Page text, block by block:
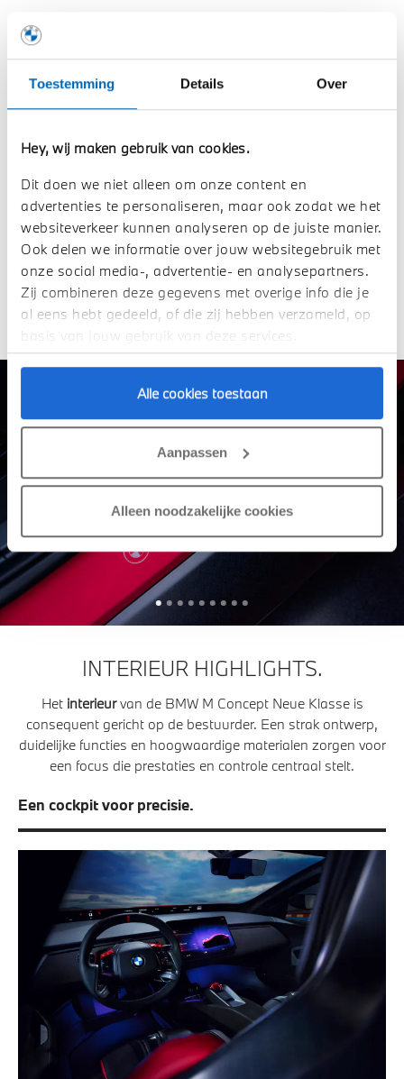
Toestemming Details Over
Hey, wij maken gebruik van cookies.
Dit doen we niet alleen om onze content en
advertenties te personaliseren, maar ook zodat we het
websiteverkeer kunnen analyseren op de juiste manier.
Ook delen we informatie over jouw websitegebruik met
onze social media-, advertentie- en analysepartners.
Zij combineren deze gegevens met overige info die je
al eens hebt gedeeld, of die zij hebben verzameld, op
basis van jouw gebruik van deze services.
Alle cookies toestaan
Aanpassen
Alleen noodzakelijke cookies
De achterkant in detail.
Precisie in elke lijn.
Iconische voorkant.
kenmerkende BMW Sharknose en benadrukt het krachtige
karakter van de auto. Opvallende designelementen zoals
frontsplitter en de M Yellow Lights zorgen voor een
luchtuitlaat op de motorkap bij aan de efficiënte koeling van
de volledig elektrische aandrijving.
INTERIEUR HIGHLIGHTS.
Het interieurvan de BMW M Concept Neue Klasse is
consequent gericht op de bestuurder. Een strak ontwerp,
duidelijke functies en hoogwaardige materialen zorgen voor
een focus die prestaties en controle centraal stelt.
Een cockpit voor precisie.